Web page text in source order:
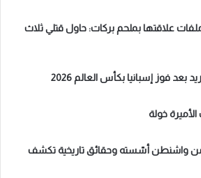
علاقتها بملحم بركات: حاول قتلي ثلاث
بعد فوز إسبانيا بكأس العالم 2026
خولة
امرأة من واشنطن أسّسته وحقائق تاريخية تكشف